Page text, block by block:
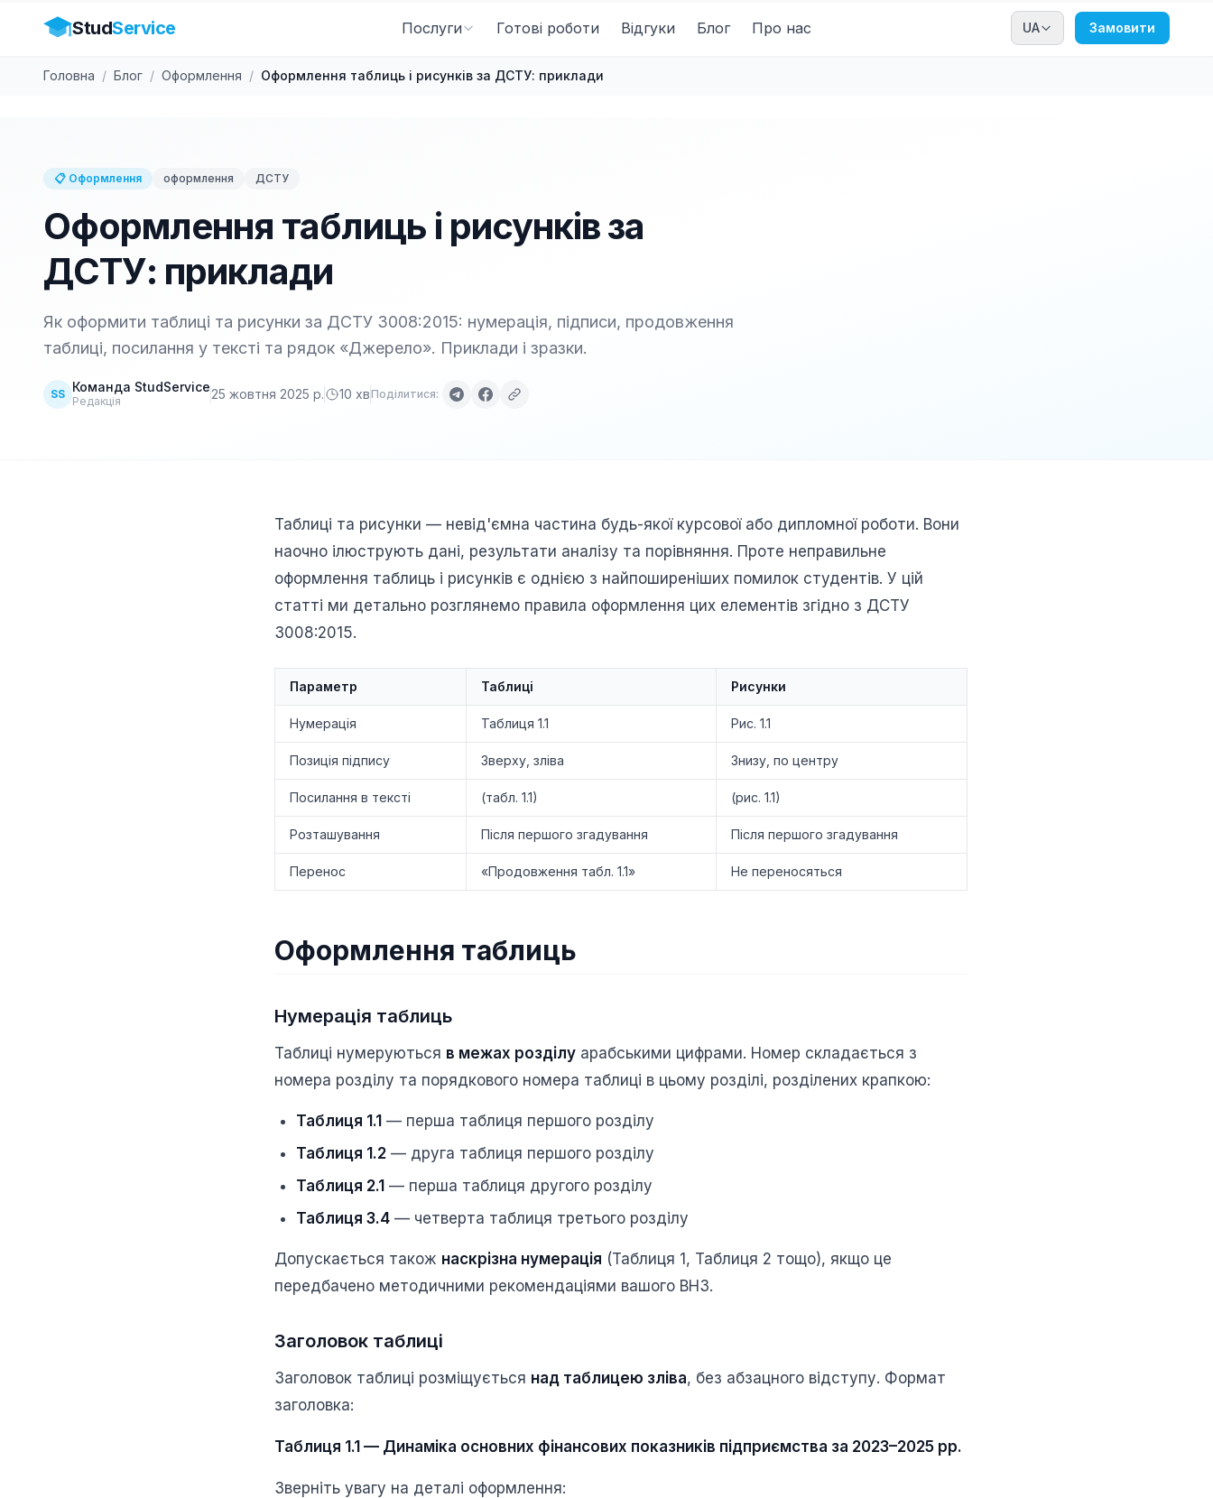
StudService Послуги Готові роботи Відгуки Блог Про нас UA Замовити
Головна / Блог / Оформлення / Оформлення таблиць і рисунків за ДСТУ: приклади
📋 Оформлення оформлення ДСТУ
Оформлення таблиць і рисунків за
ДСТУ: приклади
Як оформити таблиці та рисунки за ДСТУ 3008:2015: нумерація, підписи, продовження
таблиці, посилання у тексті та рядок «Джерело». Приклади і зразки.
SS Команда StudService
Редакція 25 жовтня 2025 р. 10 хвПоділитися:
Таблиці та рисунки — невід'ємна частина будь-якої курсової або дипломної роботи. Вони
наочно ілюструють дані, результати аналізу та порівняння. Проте неправильне
оформлення таблиць і рисунків є однією з найпоширеніших помилок студентів. У цій
статті ми детально розглянемо правила оформлення цих елементів згідно з ДСТУ
3008:2015.
Параметр Таблиці Рисунки
Нумерація Таблиця 1.1 Рис. 1.1
Позиція підпису Зверху, зліва Знизу, по центру
Посилання в тексті (табл. 1.1) (рис. 1.1)
Розташування Після першого згадування Після першого згадування
Перенос «Продовження табл. 1.1» Не переносяться
Оформлення таблиць
Нумерація таблиць
Таблиці нумеруються в межах розділу арабськими цифрами. Номер складається з
номера розділу та порядкового номера таблиці в цьому розділі, розділених крапкою:
Таблиця 1.1 — перша таблиця першого розділу
Таблиця 1.2 — друга таблиця першого розділу
Таблиця 2.1 — перша таблиця другого розділу
Таблиця 3.4 — четверта таблиця третього розділу
Допускається також наскрізна нумерація (Таблиця 1, Таблиця 2 тощо), якщо це
передбачено методичними рекомендаціями вашого ВНЗ.
Заголовок таблиці
Заголовок таблиці розміщується над таблицею зліва, без абзацного відступу. Формат
заголовка:
Таблиця 1.1 — Динаміка основних фінансових показників підприємства за 2023–2025 рр.
Зверніть увагу на деталі оформлення: